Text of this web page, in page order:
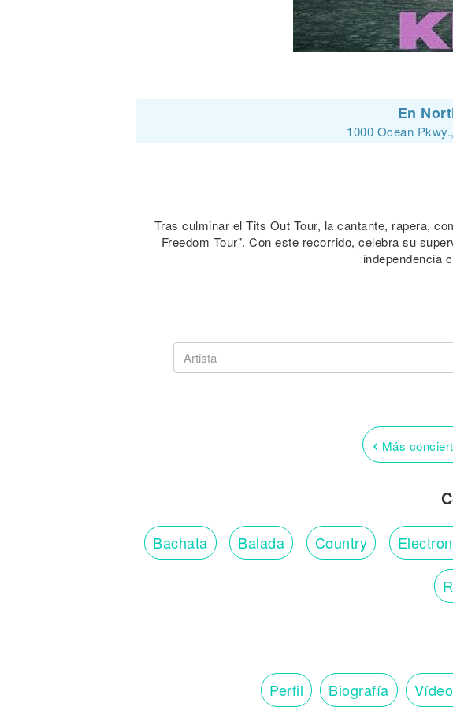
En
1000 Ocean
Tras culminar el Tits Out Tour, la cantante, rapera,
Freedom Tour". Con este recorrido, celebra su
independencia
‹ Más
Bachata Balada Country
Perfil Biografía